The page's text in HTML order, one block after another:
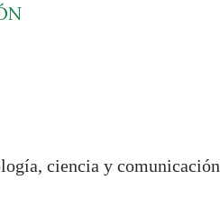
ciencia y comunicación